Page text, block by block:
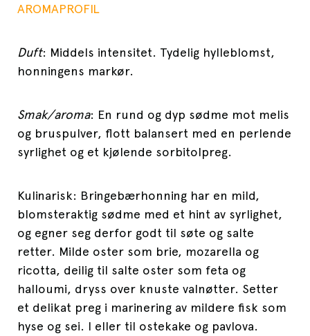
AROMAPROFIL
Duft: Middels intensitet. Tydelig hylleblomst,
honningens markør.
Smak/aroma: En rund og dyp sødme mot melis
og bruspulver, flott balansert med en perlende
syrlighet og et kjølende sorbitolpreg.
Kulinarisk: Bringebærhonning har en mild,
blomsteraktig sødme med et hint av syrlighet,
og egner seg derfor godt til søte og salte
retter. Milde oster som brie, mozarella og
ricotta, deilig til salte oster som feta og
halloumi, dryss over knuste valnøtter. Setter
et delikat preg i marinering av mildere fisk som
hyse og sei. I eller til ostekake og pavlova.